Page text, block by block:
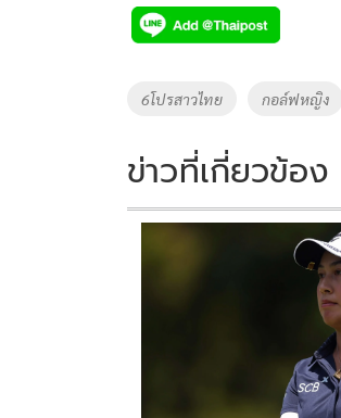
e
b
o
k
tt
er
p
y
Li
k
Tags
6โปรสาวไทย กอล์ฟหญิง
ข่าวที่เกี่ยวข้อง